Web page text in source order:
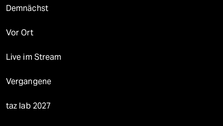
Demnächst
Vor Ort
Live im Stream
Vergangene
taz lab 2027